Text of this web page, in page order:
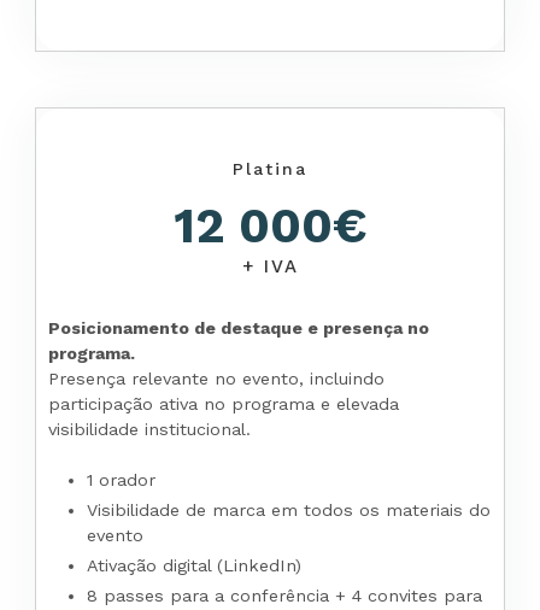
Platina
12 000€
+ IVA
Posicionamento de destaque e presença no
programa.
Presença relevante no evento, incluindo
participação ativa no programa e elevada
visibilidade institucional.
1 orador
Visibilidade de marca em todos os materiais do
evento
Ativação digital (LinkedIn)
8 passes para a conferência + 4 convites para